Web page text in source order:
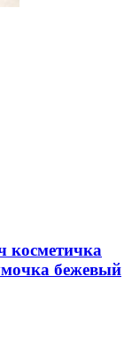
коcметичка
бежевый